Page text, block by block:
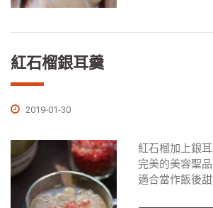
紅石榴銀耳羹
2019-01-30
紅石榴加上銀
完美的美容聖
適合當作飯後甜